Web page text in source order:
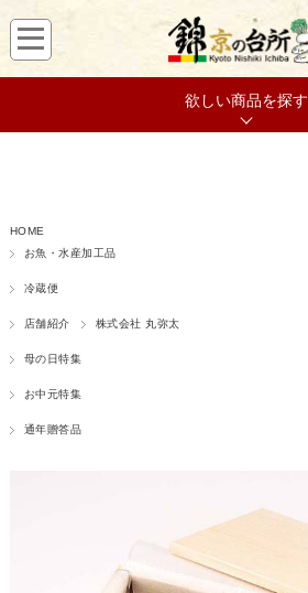
欲しい商品を探す
HOME
お魚・水産加工品
冷蔵便
店舗紹介 株式会社 丸弥太
母の日特集
お中元特集
通年贈答品